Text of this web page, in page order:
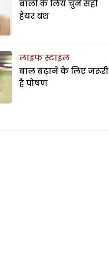
बालों के लिये चुने सही
हेयर ब्रश
लाइफ स्टाइल
बाल बढ़ाने के लिए जरूरी
है पोषण